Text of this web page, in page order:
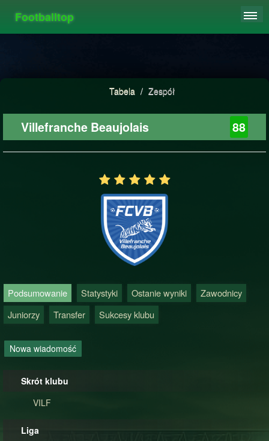
Footballtop
STATYSTYKI
Tabela / Zespół
Villefranche Beaujolais 88
Podsumowanie Statystyki Ostanie wyniki
Zawodnicy
Juniorzy
Transfer Sukcesy klubu
Nowa wiadomość
Skrót klubu
VILF
Liga